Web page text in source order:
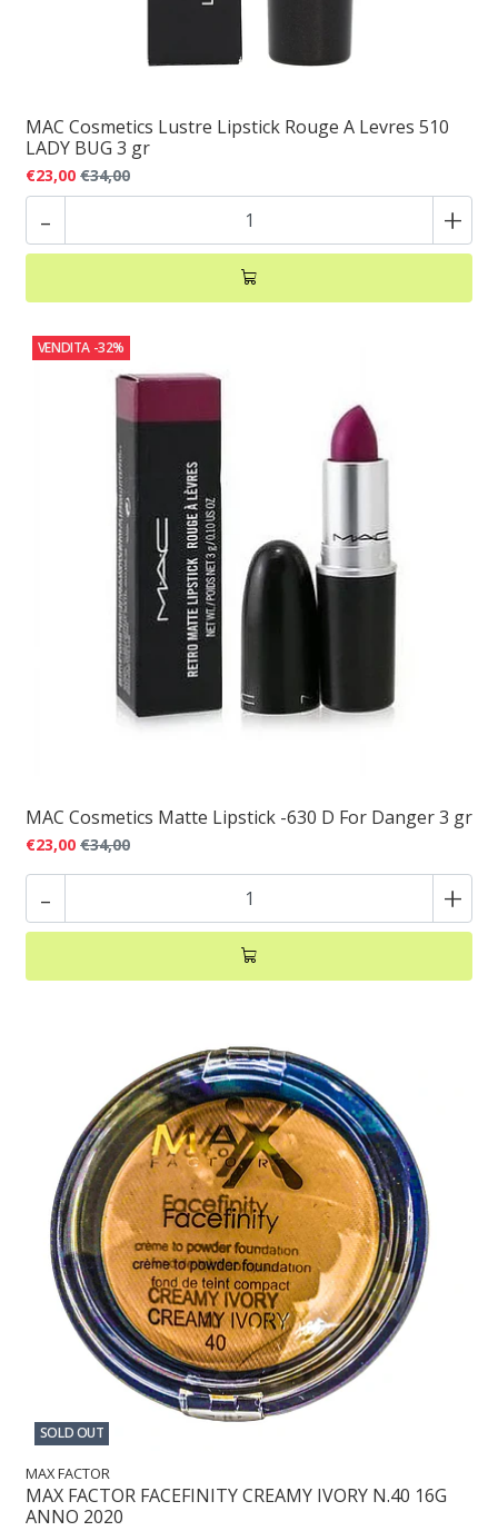
MAC Cosmetics Lustre Lipstick Rouge A Levres 510
LADY BUG 3 gr
€23,00 €34,00
- +
VENDITA -32%
MAC Cosmetics Matte Lipstick -630 D For Danger 3 gr
€23,00 €34,00
- +
SOLD OUT
MAX FACTOR
MAX FACTOR FACEFINITY CREAMY IVORY N.40 16G
ANNO 2020